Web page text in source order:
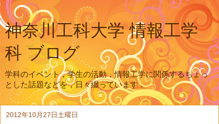
神奈川工科大学 情報工学
科 ブログ
学科のイベント，学生の活動，情報工学に関係するちょっ
とした話題などを，日々綴っています．
2012年10月27日土曜日